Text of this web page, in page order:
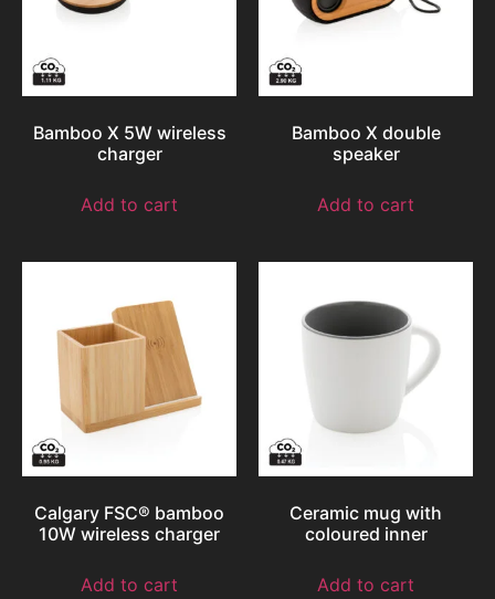
Bamboo X 5W wireless
charger
Add to cart
Bamboo X double
speaker
Add to cart
Calgary FSC® bamboo
10W wireless charger
Add to cart
Ceramic mug with
coloured inner
Add to cart